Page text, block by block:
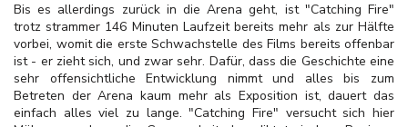
Bis es allerdings zurück in die Arena geht, ist "Catching Fire"
trotz strammer 146 Minuten Laufzeit bereits mehr als zur Hälfte
vorbei, womit die erste Schwachstelle des Films bereits offenbar
ist - er zieht sich, und zwar sehr. Dafür, dass die Geschichte eine
sehr offensichtliche Entwicklung nimmt und alles bis zum
Betreten der Arena kaum mehr als Exposition ist, dauert das
einfach alles viel zu lange. "Catching Fire" versucht sich hier